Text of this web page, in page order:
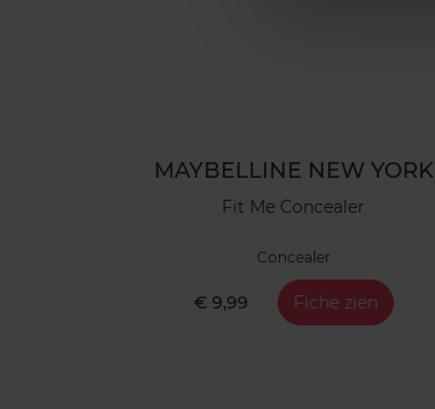
MAYBELLINE NEW YORK
Fit Me Concealer
Concealer
€ 9,99 Fiche zien